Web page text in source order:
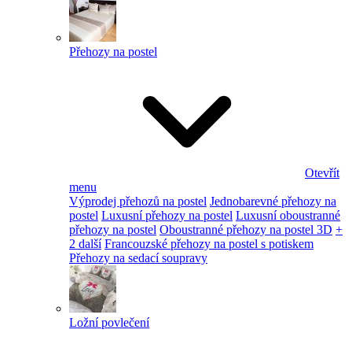
Přehozy na postel
Otevřít
menu
Výprodej přehozů na postel Jednobarevné přehozy na
postel Luxusní přehozy na postel Luxusní oboustranné
přehozy na postel Oboustranné přehozy na postel 3D +
2 další Francouzské přehozy na postel s potiskem
Přehozy na sedací soupravy
Ložní povlečení